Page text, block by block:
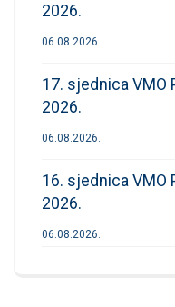
2026.
06.08.2026.
17. sjednica VMO
2026.
06.08.2026.
16. sjednica VMO
2026.
06.08.2026.